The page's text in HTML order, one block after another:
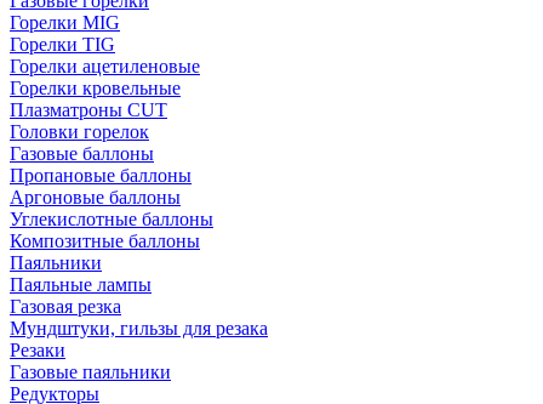
Горелки MIG
Горелки TIG
Горелки ацетиленовые
Горелки кровельные
Плазматроны CUT
Головки горелок
Газовые баллоны
Пропановые баллоны
Аргоновые баллоны
Углекислотные баллоны
Композитные баллоны
Паяльники
Паяльные лампы
Газовая резка
Мундштуки, гильзы для резака
Резаки
Газовые паяльники
Редукторы